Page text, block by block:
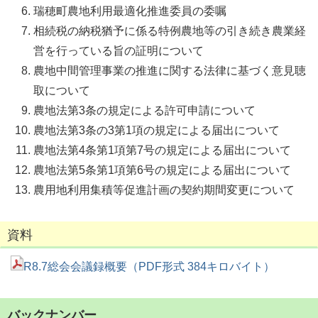
瑞穂町農地利用最適化推進委員の委嘱
相続税の納税猶予に係る特例農地等の引き続き農業経
営を行っている旨の証明について
農地中間管理事業の推進に関する法律に基づく意見聴
取について
農地法第3条の規定による許可申請について
農地法第3条の3第1項の規定による届出について
農地法第4条第1項第7号の規定による届出について
農地法第5条第1項第6号の規定による届出について
農用地利用集積等促進計画の契約期間変更について
資料
R8.7総会会議録概要（PDF形式 384キロバイト）
バックナンバー